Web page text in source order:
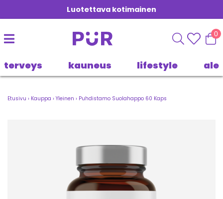
Luotettava kotimainen
0
terveys kauneus lifestyle ale
Etusivu › Kauppa › Yleinen › Puhdistamo Suolahappo 60 Kaps